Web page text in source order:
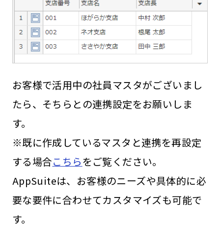
お客様で活用中の社員マスタがございまし
たら、そちらとの連携設定をお願いしま
す。
※既に作成しているマスタと連携を再設定
する場合こちらをご覧ください。
AppSuiteは、お客様のニーズや具体的に必
要な要件に合わせてカスタマイズも可能で
す。